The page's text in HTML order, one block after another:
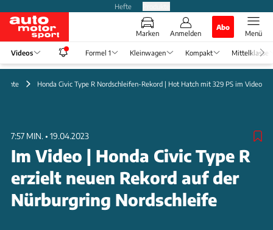
Hefte
Marken Anmelden
Abo
Menü
Videos Formel 1 Kleinwagen Kompakt Mittelklasse
Honda Civic Type R Nordschleifen-Rekord | Hot Hatch mit 329 PS im Video
7:57 MIN. • 19.04.2023
Im Video | Honda Civic Type R
erzielt neuen Rekord auf der
Nürburgring Nordschleife